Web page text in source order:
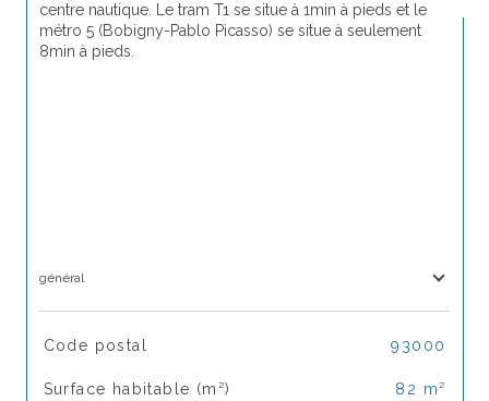
centre nautique. Le tram T1 se situe à 1min à pieds et le
métro 5 (Bobigny-Pablo Picasso) se situe à seulement
8min à pieds.
général
TRAD_SIROCCO_Caracteristique
Code postal 93000
Surface habitable (m²) 82 m²